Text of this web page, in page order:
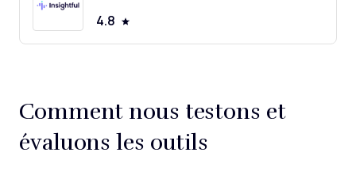
4.8
Comment nous testons et
évaluons les outils